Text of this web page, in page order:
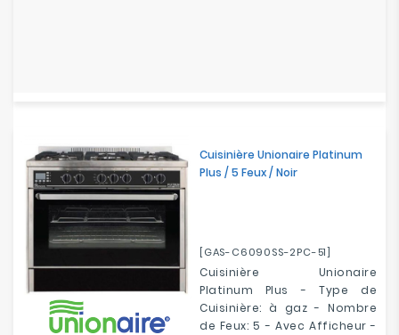
Cuisinière Unionaire Platinum
Plus / 5 Feux / Noir
[GAS-C6090SS-2PC-51]
Cuisinière Unionaire
Platinum Plus - Type de
Cuisinière: à gaz - Nombre
de Feux: 5 - Avec Afficheur -